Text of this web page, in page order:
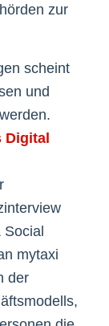
zur
scheint
und
Digital
Social
mytaxi
der